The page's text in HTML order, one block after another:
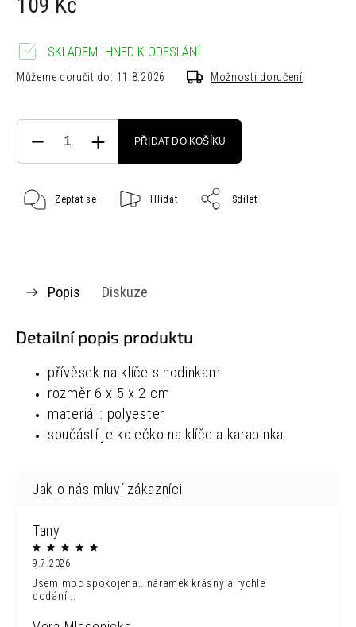
109 Kč
SKLADEM IHNED K ODESLÁNÍ
Můžeme doručit do: 11.8.2026 Možnosti doručení
PŘIDAT DO KOŠÍKU
Zeptat se Hlídat Sdílet
Popis Diskuze
Detailní popis produktu
přívěsek na klíče s hodinkami
rozměr 6 x 5 x 2 cm
materiál : polyester
součástí je kolečko na klíče a karabinka
Tany
9.7.2026
Jsem moc spokojena...náramek krásný a rychle
dodání...